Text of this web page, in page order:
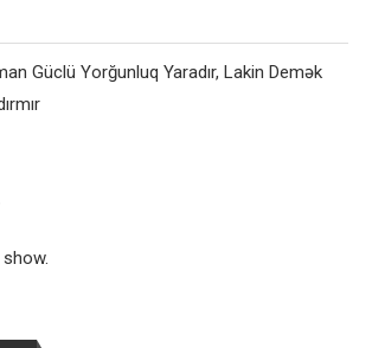
Güclü Yorğunluq Yaradır, Lakin Demək